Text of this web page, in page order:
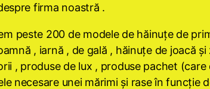
firma noastră .
peste 200 de modele de hăinuţe de
, iarnă , de gală , hăinuţe de joacă
, produse de lux , produse pachet
necesare unei mărimi şi rase în funcţie